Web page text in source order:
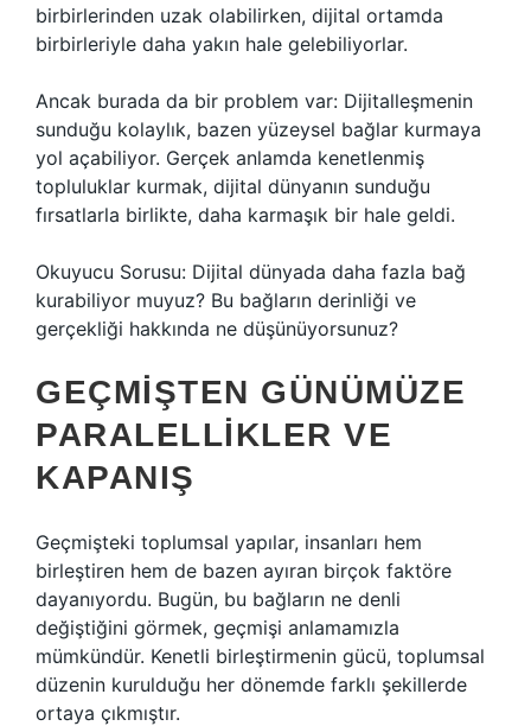
birbirlerinden uzak olabilirken, dijital ortamda
birbirleriyle daha yakın hale gelebiliyorlar.
Ancak burada da bir problem var: Dijitalleşmenin
sunduğu kolaylık, bazen yüzeysel bağlar kurmaya
yol açabiliyor. Gerçek anlamda kenetlenmiş
topluluklar kurmak, dijital dünyanın sunduğu
fırsatlarla birlikte, daha karmaşık bir hale geldi.
Okuyucu Sorusu: Dijital dünyada daha fazla bağ
kurabiliyor muyuz? Bu bağların derinliği ve
gerçekliği hakkında ne düşünüyorsunuz?
GEÇMIŞTEN GÜNÜMÜZE
PARALELLIKLER VE
KAPANIŞ
Geçmişteki toplumsal yapılar, insanları hem
birleştiren hem de bazen ayıran birçok faktöre
dayanıyordu. Bugün, bu bağların ne denli
değiştiğini görmek, geçmişi anlamamızla
mümkündür. Kenetli birleştirmenin gücü, toplumsal
düzenin kurulduğu her dönemde farklı şekillerde
ortaya çıkmıştır.